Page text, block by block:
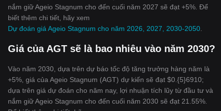
nắm giữ Ageio Stagnum cho đến cuối năm 2027 sẽ đạt +5%. Để
biết thêm chi tiết, hãy xem
Dự đoán giá Ageio Stagnum cho năm 2026, 2027, 2030-2050
Giá của AGT sẽ là bao nhiêu vào năm 2030?
Vào năm 2030, dựa trên dự báo tốc độ tăng trưởng hàng năm là
+5%, giá của Ageio Stagnum (AGT) dự kiến sẽ đạt $0.{5}6910;
dựa trên giá dự đoán cho năm nay, lợi nhuận tích lũy từ đầu tư và
nắm giữ Ageio Stagnum cho đến cuối năm 2030 sẽ đạt 21.55%.